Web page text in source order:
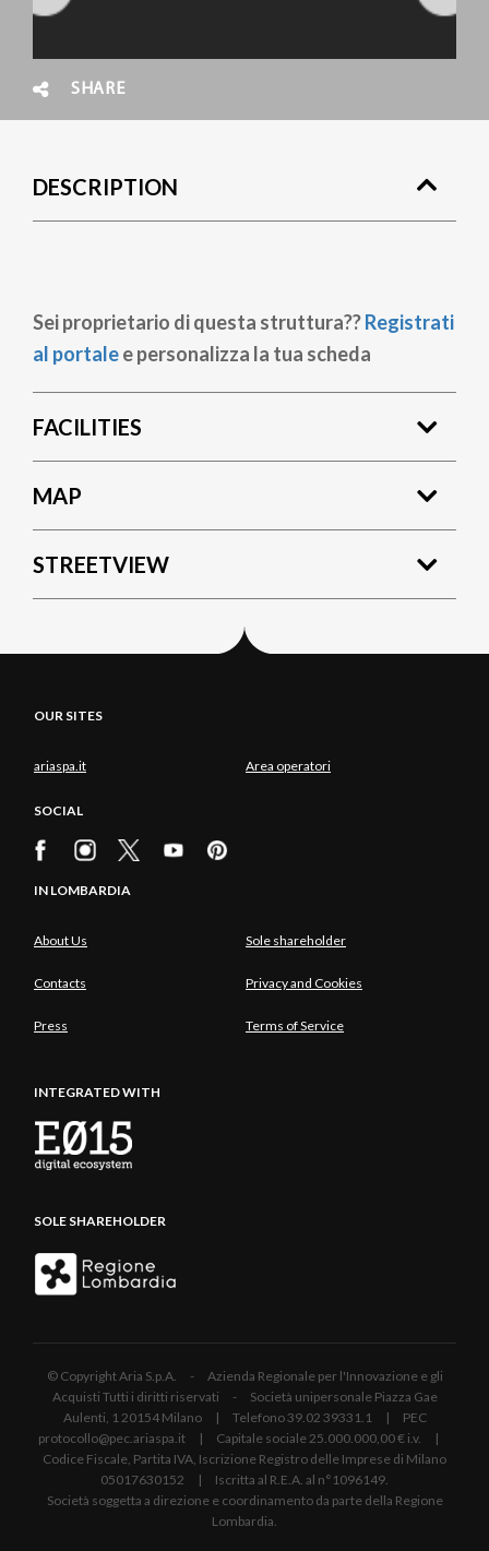
SHARE
DESCRIPTION
Sei proprietario di questa struttura??Registrati
al portalee personalizza la tua scheda
FACILITIES
MAP
STREETVIEW
OUR SITES
ariaspa.it Area operatori
SOCIAL
IN LOMBARDIA
About Us Sole shareholder
Contacts Privacy and Cookies
Press Terms of Service
INTEGRATED WITH
SOLE SHAREHOLDER
© Copyright Aria S.p.A. - Azienda Regionale per l'Innovazione e gli
Acquisti Tutti i diritti riservati - Società unipersonale Piazza Gae
Aulenti, 1 20154 Milano | Telefono 39.02 39331.1 | PEC
protocollo@pec.ariaspa.it | Capitale sociale 25.000.000,00 € i.v. |
Codice Fiscale, Partita IVA, Iscrizione Registro delle Imprese di Milano
05017630152 | Iscritta al R.E.A. al n°1096149.
Società soggetta a direzione e coordinamento da parte della Regione
Lombardia.